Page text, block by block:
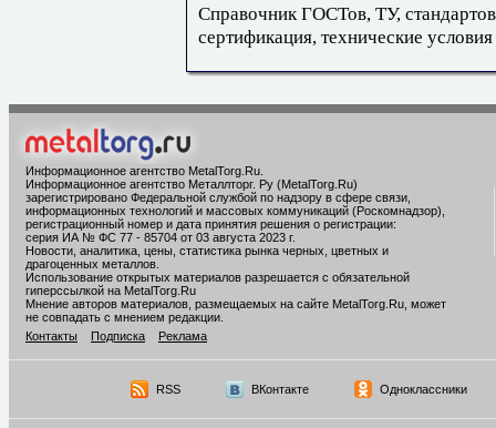
Справочник ГОСТов, ТУ,
сертификация, технические условия
Информационное агентство MetalTorg.Ru
Информационное агентство Металлторг. Ру (MetalTorg.Ru)
зарегистрировано Федеральной службой по надзору в сфере связи,
информационных технологий и массовых коммуникаций (Роскомнадзор),
регистрационный номер и дата принятия решения о регистрации:
серия ИА № ФС 77 - 85704 от 03 августа 2023 г.
Новости, аналитика, цены, статистика рынка черных, цветных и
драгоценных металлов.
Использование открытых материалов разрешается с обязательной
гиперссылкой на MetalTorg.Ru
Мнение авторов материалов, размещаемых на сайте MetalTorg.Ru, может
не совпадать с мнением редакции.
Контакты
Подписка Реклама
RSS ВКонтакте Одноклассники